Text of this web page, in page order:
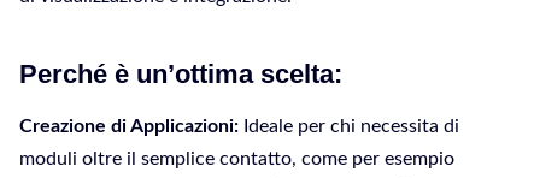
Perché è un’ottima scelta:
Creazione di Applicazioni: Ideale per chi necessita di
moduli oltre il semplice contatto, come per esempio